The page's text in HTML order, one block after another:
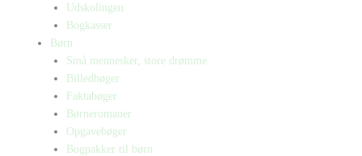
Udskolingen
Bogkasser
Børn
Små mennesker, store drømme
Billedbøger
Faktabøger
Børneromaner
Opgavebøger
Bogpakker til børn